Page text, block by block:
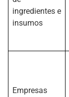
ingredientes e
insumos
Empresas